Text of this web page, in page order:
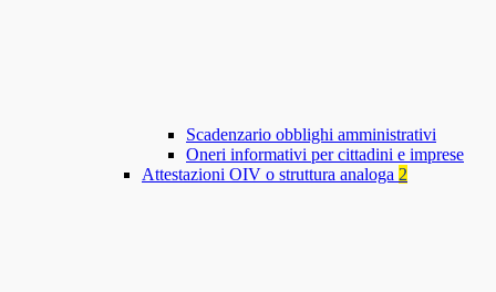
Scadenzario obblighi amministrativi
Oneri informativi per cittadini e imprese
Attestazioni OIV o struttura analoga 2